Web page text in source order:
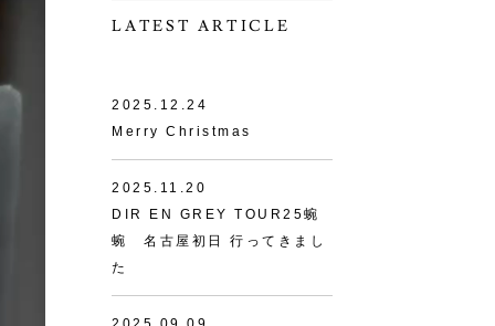
LATEST ARTICLE
2025.12.24
Merry Christmas
2025.11.20
DIR EN GREY TOUR25蜿
蜿 名古屋初日 行ってきまし
た